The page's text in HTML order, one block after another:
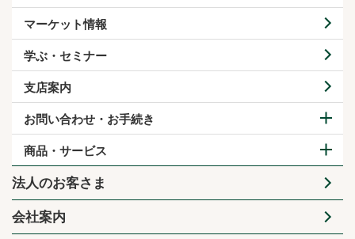
マーケット情報
学ぶ・セミナー
支店案内
お問い合わせ・お手続き
商品・サービス
法人のお客さま
会社案内